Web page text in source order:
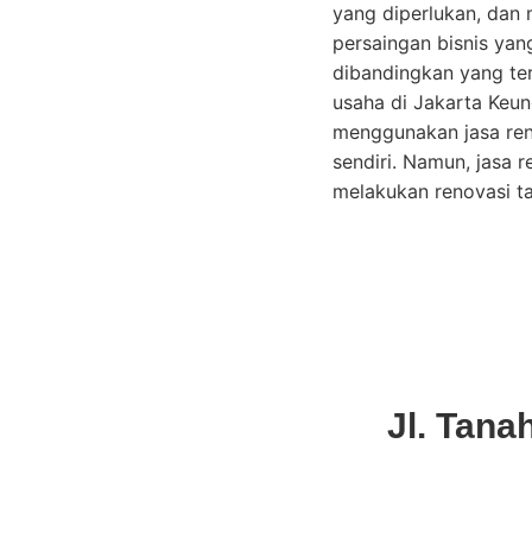
yang diperlukan, dan
persaingan bisnis
dibandingkan yang
usaha di Jakarta
menggunakan jasa
sendiri. Namun, jasa
melakukan renovasi
Jl.